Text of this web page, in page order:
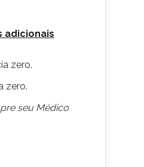
adicionais
zero.
zero.
seu Médico